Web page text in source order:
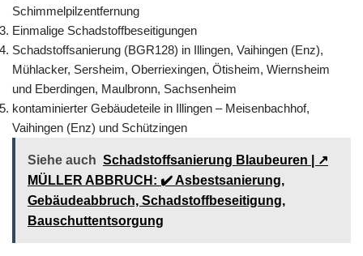
Schimmelpilzentfernung
Einmalige Schadstoffbeseitigungen
Schadstoffsanierung (BGR128) in Illingen, Vaihingen (Enz),
Mühlacker, Sersheim, Oberriexingen, Ötisheim, Wiernsheim
und Eberdingen, Maulbronn, Sachsenheim
kontaminierter Gebäudeteile in Illingen – Meisenbachhof,
Vaihingen (Enz) und Schützingen
Siehe auch Schadstoffsanierung Blaubeuren | ↗️
MÜLLER ABBRUCH: ✔️ Asbestsanierung,
Gebäudeabbruch, Schadstoffbeseitigung,
Bauschuttentsorgung